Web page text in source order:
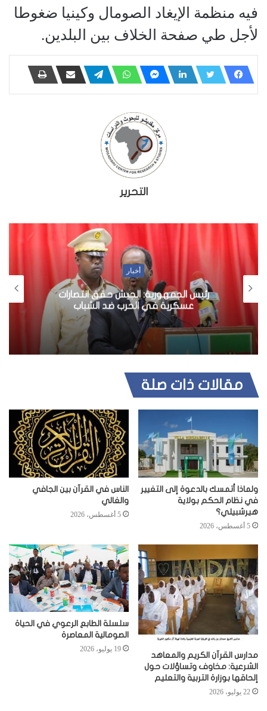
فيه منظمة الإيغاد الصومال وكينيا ضغوطا
لأجل طي صفحة الخلاف بين البلدين.
التحرير
أخبار
رئيس الجمهورية: الجيش حقق انتصارات
عسكرية في الحرب ضد الشباب
مقالات ذات صلة
ولماذا أتمسك بالدعوة إلى التغيير
في نظام الحكم بولاية
هيرشبيلي؟
5 أغسطس، 2026
الناس في القرآن بين الجافي
والغالي
5 أغسطس، 2026
مدارس القرآن الكريم والمعاهد
الشرعية: مخاوف وتساؤلات حول
إلحاقها بوزارة التربية والتعليم
22 يوليو، 2026
سلسلة الطابع الرعوي في الحياة
الصومالية المعاصرة
19 يوليو، 2026